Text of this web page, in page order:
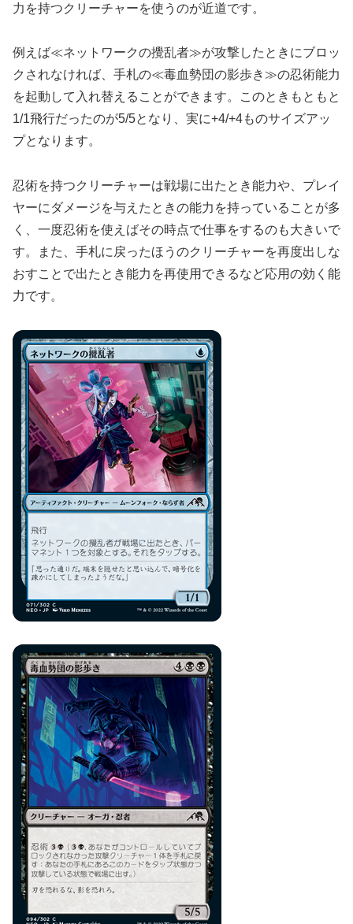
力を持つクリーチャーを使うのが近道です。
例えば≪ネットワークの攪乱者≫が攻撃したときにブロッ
クされなければ、手札の≪毒血勢団の影歩き≫の忍術能力
を起動して入れ替えることができます。このときもともと
1/1飛行だったのが5/5となり、実に+4/+4ものサイズアッ
プとなります。
忍術を持つクリーチャーは戦場に出たとき能力や、プレイ
ヤーにダメージを与えたときの能力を持っていることが多
く、一度忍術を使えばその時点で仕事をするのも大きいで
す。また、手札に戻ったほうのクリーチャーを再度出しな
おすことで出たとき能力を再使用できるなど応用の効く能
力です。